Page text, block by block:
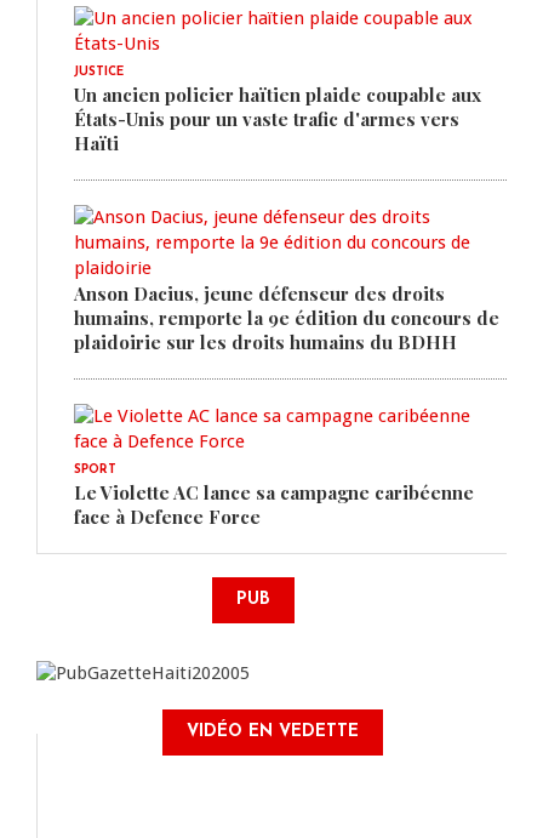
JUSTICE
Un ancien policier haïtien plaide coupable aux
États-Unis pour un vaste trafic d'armes vers
Haïti
Anson Dacius, jeune défenseur des droits
humains, remporte la 9e édition du concours de
plaidoirie sur les droits humains du BDHH
SPORT
Le Violette AC lance sa campagne caribéenne
face à Defence Force
PUB
VIDÉO EN VEDETTE